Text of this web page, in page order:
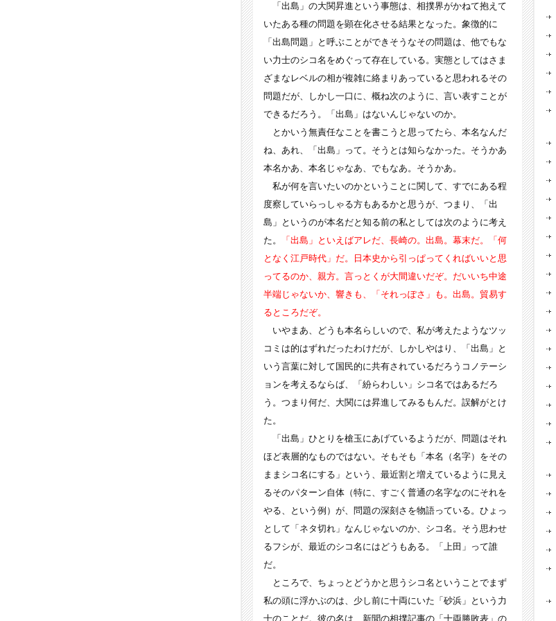
「出島」の大関昇進という事態は、相撲界がかねて抱えて
いたある種の問題を顕在化させる結果となった。象徴的に
「出島問題」と呼ぶことができそうなその問題は、他でもな
い力士のシコ名をめぐって存在している。実態としてはさま
ざまなレベルの相が複雑に絡まりあっていると思われるその
問題だが、しかし一口に、概ね次のように、言い表すことが
できるだろう。「出島」はないんじゃないのか。
とかいう無責任なことを書こうと思ってたら、本名なんだ
ね、あれ、「出島」って。そうとは知らなかった。そうかあ
本名かあ、本名じゃなあ、でもなあ。そうかあ。
私が何を言いたいのかということに関して、すでにある程
度察していらっしゃる方もあるかと思うが、つまり、「出
島」というのが本名だと知る前の私としては次のように考え
た。
「出島」といえばアレだ、長崎の。出島。幕末だ。「何
となく江戸時代」だ。日本史から引っぱってくればいいと思
ってるのか、親方。言っとくが大間違いだぞ。だいいち中途
半端じゃないか、響きも、「それっぽさ」も。出島。貿易す
るところだぞ。
いやまあ、どうも本名らしいので、私が考えたようなツッ
コミは的はずれだったわけだが、しかしやはり、「出島」と
いう言葉に対して国民的に共有されているだろうコノテーシ
ョンを考えるならば、「紛らわしい」シコ名ではあるだろ
う。つまり何だ、大関には昇進してみるもんだ。誤解がとけ
た。
「出島」ひとりを槍玉にあげているようだが、問題はそれ
ほど表層的なものではない。そもそも「本名（名字）をその
ままシコ名にする」という、最近割と増えているように見え
るそのパターン自体（特に、すごく普通の名字なのにそれを
やる、という例）が、問題の深刻さを物語っている。ひょっ
として「ネタ切れ」なんじゃないのか、シコ名。そう思わせ
るフシが、最近のシコ名にはどうもある。「上田」って誰
だ。
ところで、ちょっとどうかと思うシコ名ということでまず
私の頭に浮かぶのは、少し前に十両にいた「砂浜」という力
士のことだ。彼の名は、新聞の相撲記事の「十両勝敗表」の